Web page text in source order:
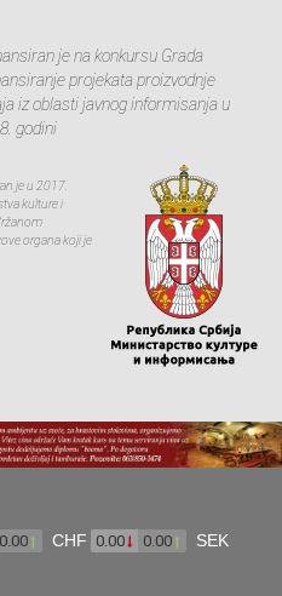
je na konkursu Grada
projekata proizvodnje
iz oblasti javnog informisanja u
godini
je u 2017.
kulture i
organa koji je
0.00 CHF 0.00 0.00 SEK